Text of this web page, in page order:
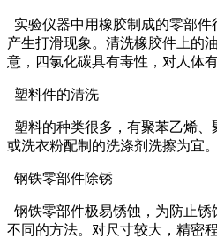
实验仪器中用橡胶制成的零部
产生打滑现象。清洗橡胶件上的
意，四氯化碳具有毒性，对人体
塑料件的清洗
塑料的种类很多，有聚苯乙烯
或洗衣粉配制的洗涤剂洗擦为宜。
钢铁零部件除锈
钢铁零部件极易锈蚀，为防止
不同的方法。对尺寸较大，精密